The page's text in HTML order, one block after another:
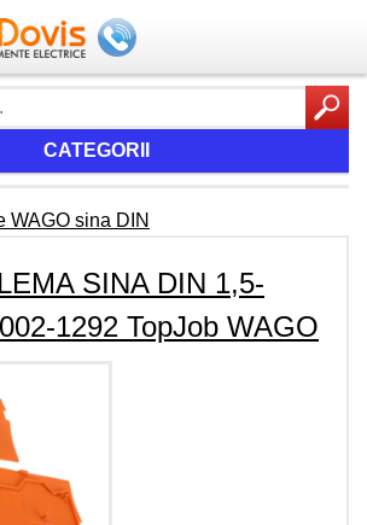
CATEGORII
WAGO sina DIN
SINA DIN 1,5-
1292 TopJob WAGO